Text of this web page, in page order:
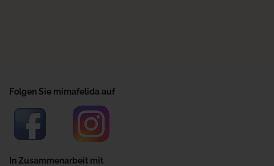
Folgen Sie mimafelida auf
In Zusammenarbeit mit